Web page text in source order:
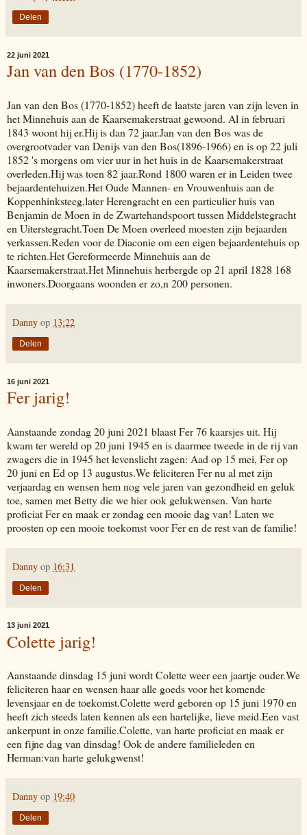
Delen
22 juni 2021
Jan van den Bos (1770-1852)
Jan van den Bos (1770-1852) heeft de laatste jaren van zijn leven in
het Minnehuis aan de Kaarsemakerstraat gewoond. Al in februari
1843 woont hij er.Hij is dan 72 jaar.Jan van den Bos was de
overgrootvader van Denijs van den Bos(1896-1966) en is op 22 juli
1852 's morgens om vier uur in het huis in de Kaarsemakerstraat
overleden.Hij was toen 82 jaar.Rond 1800 waren er in Leiden twee
bejaardentehuizen.Het Oude Mannen- en Vrouwenhuis aan de
Koppenhinksteeg,later Herengracht en een particulier huis van
Benjamin de Moen in de Zwartehandspoort tussen Middelstegracht
en Uiterstegracht.Toen De Moen overleed moesten zijn bejaarden
verkassen.Reden voor de Diaconie om een eigen bejaardentehuis op
te richten.Het Gereformeerde Minnehuis aan de
Kaarsemakerstraat.Het Minnehuis herbergde op 21 april 1828 168
inwoners.Doorgaans woonden er zo,n 200 personen.
Danny op 13:22
Delen
16 juni 2021
Fer jarig!
Aanstaande zondag 20 juni 2021 blaast Fer 76 kaarsjes uit. Hij
kwam ter wereld op 20 juni 1945 en is daarmee tweede in de rij van
zwagers die in 1945 het levenslicht zagen: Aad op 15 mei, Fer op
20 juni en Ed op 13 augustus.We feliciteren Fer nu al met zijn
verjaardag en wensen hem nog vele jaren van gezondheid en geluk
toe, samen met Betty die we hier ook gelukwensen. Van harte
proficiat Fer en maak er zondag een mooie dag van! Laten we
proosten op een mooie toekomst voor Fer en de rest van de familie!
Danny op 16:31
Delen
13 juni 2021
Colette jarig!
Aanstaande dinsdag 15 juni wordt Colette weer een jaartje ouder.We
feliciteren haar en wensen haar alle goeds voor het komende
levensjaar en de toekomst.Colette werd geboren op 15 juni 1970 en
heeft zich steeds laten kennen als een hartelijke, lieve meid.Een vast
ankerpunt in onze familie.Colette, van harte proficiat en maak er
een fijne dag van dinsdag! Ook de andere familieleden en
Herman:van harte gelukgwenst!
Danny op 19:40
Delen